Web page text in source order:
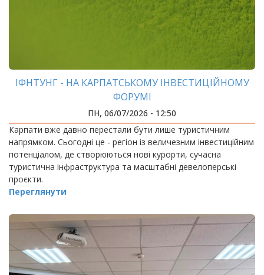
ІФНТУНГ - НА КАРПАТСЬКОМУ ІНВЕСТИЦІЙНОМУ
ФОРУМІ
ПН, 06/07/2026 - 12:50
Карпати вже давно перестали бути лише туристичним
напрямком. Сьогодні це - регіон із величезним інвестиційним
потенціалом, де створюються нові курорти, сучасна
туристична інфраструктура та масштабні девелоперські
проєкти.
Переглянути